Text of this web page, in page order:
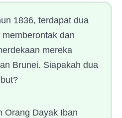
1836, terdapat dua
dan
mereka
Brunei. Siapakah dua
Orang Dayak Iban